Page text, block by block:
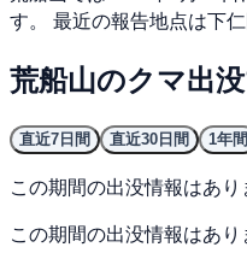
す。 最近の報告地点は下
荒船山のクマ出
直近7日間 直近30日間 1年間
この期間の出没情報はあり
この期間の出没情報はあり